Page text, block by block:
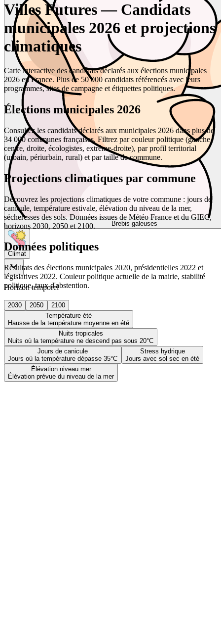
Brebis galeuses
Climat
Horizon temporel
2030 2050
2100
Température été
Hausse de la température moyenne en été
Nuits tropicales
Nuits où la température ne descend pas sous 20°C
Jours de canicule
Jours où la température dépasse 35°C
Stress hydrique
Jours avec sol sec en été
Élévation niveau mer
Élévation prévue du niveau de la mer
Villes Futures — Candidats
municipales 2026 et projections
climatiques
Carte interactive des candidats déclarés aux élections municipales
2026 en France. Plus de 50 000 candidats référencés avec leurs
programmes, sites de campagne et étiquettes politiques.
Élections municipales 2026
Consultez les candidats déclarés aux municipales 2026 dans plus de
34 000 communes françaises. Filtrez par couleur politique (gauche,
centre, droite, écologistes, extrême-droite), par profil territorial
(urbain, périurbain, rural) et par taille de commune.
Projections climatiques par commune
Découvrez les projections climatiques de votre commune : jours de
canicule, température estivale, élévation du niveau de la mer,
sécheresses des sols. Données issues de Météo France et du GIEC,
horizons 2030, 2050 et 2100.
Données politiques
Résultats des élections municipales 2020, présidentielles 2022 et
législatives 2022. Couleur politique actuelle de la mairie, stabilité
politique, taux d'abstention.